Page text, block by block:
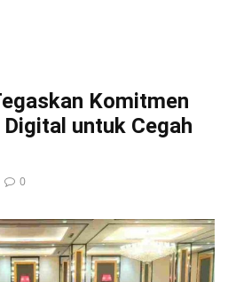
Komitmen
untuk Cegah
0